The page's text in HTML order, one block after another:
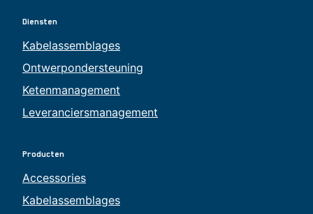
Diensten
Kabelassemblages
Ontwerpondersteuning
Ketenmanagement
Leveranciersmanagement
Producten
Accessories
Kabelassemblages